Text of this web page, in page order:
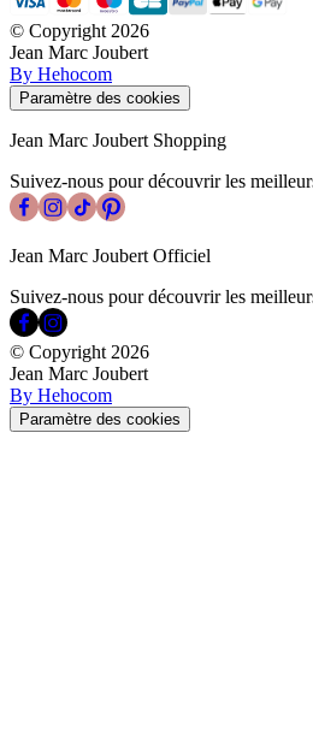
© Copyright 2026
Jean Marc Joubert
By Hehocom
Paramètre des cookies
Jean Marc Joubert Shopping
Suivez-nous pour découvrir les
Jean Marc Joubert Officiel
Suivez-nous pour découvrir les
© Copyright 2026
Jean Marc Joubert
By Hehocom
Paramètre des cookies